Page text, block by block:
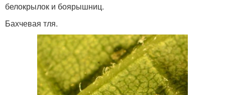
белокрылок и боярышниц.
Бахчевая тля.